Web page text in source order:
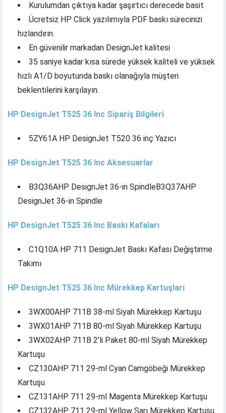
Kurulumdan çıktıya kadar şaşırtıcı derecede basit
Ücretsiz HP Click yazılımıyla PDF baskı sürecinizi
hızlandırın.
En güvenilir markadan DesignJet kalitesi
35 saniye kadar kısa sürede yüksek kaliteli ve yüksek
hızlı A1/D boyutunda baskı olanağıyla müşteri
beklentilerini karşılayın.
HP DesignJet T525 36 Inc Sipariş Bilgileri
5ZY61A HP DesignJet T520 36 inç Yazıcı
HP DesignJet T525 36 Inc Aksesuarlar
B3Q36AHP DesignJet 36-in SpindleB3Q37AHP
DesignJet 36-in Spindle
HP DesignJet T525 36 Inc Baskı Kafaları
C1Q10A HP 711 DesignJet Baskı Kafası Değiştirme
Takımı
HP DesignJet T525 36 Inc Mürekkep Kartuşları
3WX00AHP 711B 38-ml Siyah Mürekkep Kartuşu
3WX01AHP 711B 80-ml Siyah Mürekkep Kartuşu
3WX02AHP 711B 2’li Paket 80-ml Siyah Mürekkep
Kartuşu
CZ130AHP 711 29-ml Cyan Camgöbeği Mürekkep
Kartuşu
CZ131AHP 711 29-ml Magenta Mürekkep Kartuşu
CZ132AHP 711 29-ml Yellow Sarı Mürekkep Kartuşu